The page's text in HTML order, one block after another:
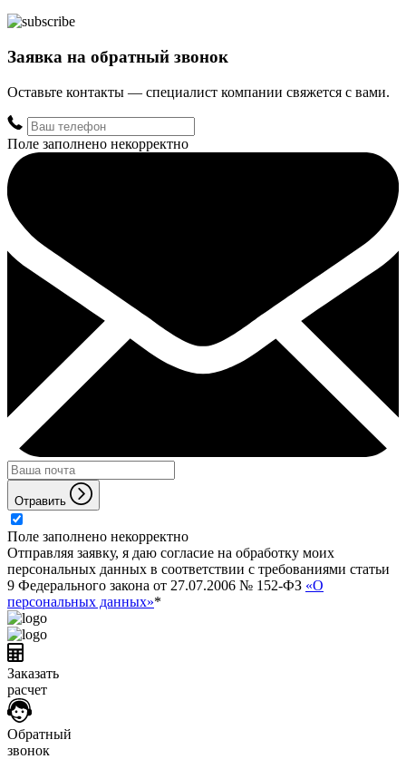
Заявка на обратный звонок
Оставьте контакты — специалист компании свяжется с вами.
Поле заполнено некорректно
Отравить
Поле заполнено некорректно
Отправляя заявку, я даю согласие на обработку моих
персональных данных в соответствии с требованиями статьи
9 Федерального закона от 27.07.2006 № 152-ФЗ «О
персональных данных»*
Заказать
расчет
Обратный
звонок